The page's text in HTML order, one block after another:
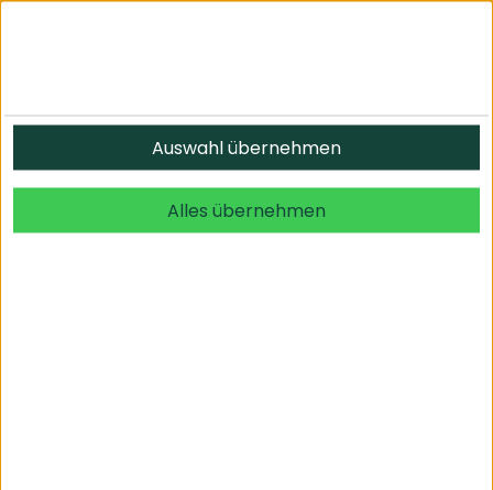
© 2026 undefined. alle Rechte vorbehalten.
Auswahl übernehmen
Alles übernehmen